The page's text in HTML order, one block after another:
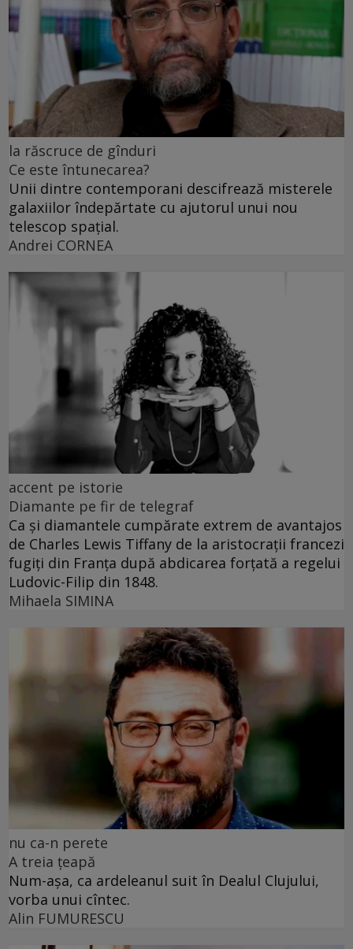
la răscruce de gînduri
Ce este întunecarea?
Unii dintre contemporani descifrează misterele
galaxiilor îndepărtate cu ajutorul unui nou
telescop spațial.
Andrei CORNEA
accent pe istorie
Diamante pe fir de telegraf
Ca și diamantele cumpărate extrem de avantajos
de Charles Lewis Tiffany de la aristocrații francezi
fugiți din Franța după abdicarea forțată a regelui
Ludovic-Filip din 1848.
Mihaela SIMINA
nu ca-n perete
A treia țeapă
Num-așa, ca ardeleanul suit în Dealul Clujului,
vorba unui cîntec.
Alin FUMURESCU